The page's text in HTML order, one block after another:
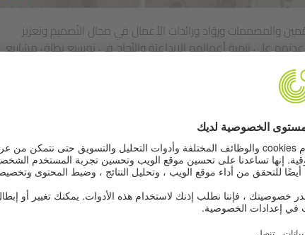
والمصممات وروّاد ورائدات الأعمال في مجال التّصميم وتعزيز
على تنمية أعمالهم الإبداعيّة والنّجاح في توسيع نطاق مشاريع
وبرنامج "التصميم وريادة الأعمال والإبداع المشترك في زمن
التصميم" المكثف، برامج تمّ وضعها في إطار ركيزة "مهارات" ، جنبًا
و التّأهيل الأخرى. ونظراً الى الظروف الراهنة على الصّعيد الوطني
في أوقات الأزمات